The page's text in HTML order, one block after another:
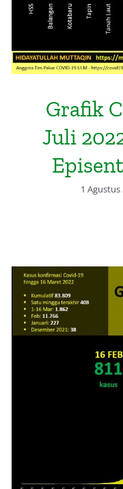
Grafik
Juli
1 Agustus
Grafik
Covid-19